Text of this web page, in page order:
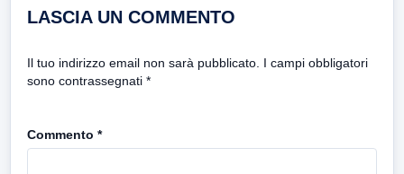
LASCIA UN COMMENTO
Il tuo indirizzo email non sarà pubblicato. I campi obbligatori
sono contrassegnati *
Commento *